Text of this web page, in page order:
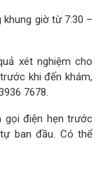
giờ từ 7:30 –
xét nghiệm cho
khi đến khám,
7678.
gọi điện hẹn trước
ban đầu. Có thể